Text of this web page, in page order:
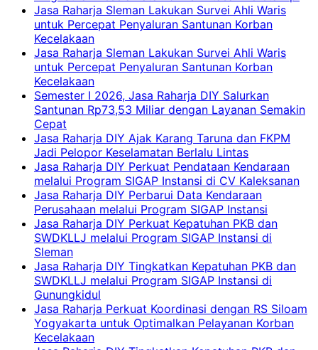
Jasa Raharja Sleman Lakukan Survei Ahli Waris
untuk Percepat Penyaluran Santunan Korban
Kecelakaan
Jasa Raharja Sleman Lakukan Survei Ahli Waris
untuk Percepat Penyaluran Santunan Korban
Kecelakaan
Semester I 2026, Jasa Raharja DIY Salurkan
Santunan Rp73,53 Miliar dengan Layanan Semakin
Cepat
Jasa Raharja DIY Ajak Karang Taruna dan FKPM
Jadi Pelopor Keselamatan Berlalu Lintas
Jasa Raharja DIY Perkuat Pendataan Kendaraan
melalui Program SIGAP Instansi di CV Kaleksanan
Jasa Raharja DIY Perbarui Data Kendaraan
Perusahaan melalui Program SIGAP Instansi
Jasa Raharja DIY Perkuat Kepatuhan PKB dan
SWDKLLJ melalui Program SIGAP Instansi di
Sleman
Jasa Raharja DIY Tingkatkan Kepatuhan PKB dan
SWDKLLJ melalui Program SIGAP Instansi di
Gunungkidul
Jasa Raharja Perkuat Koordinasi dengan RS Siloam
Yogyakarta untuk Optimalkan Pelayanan Korban
Kecelakaan